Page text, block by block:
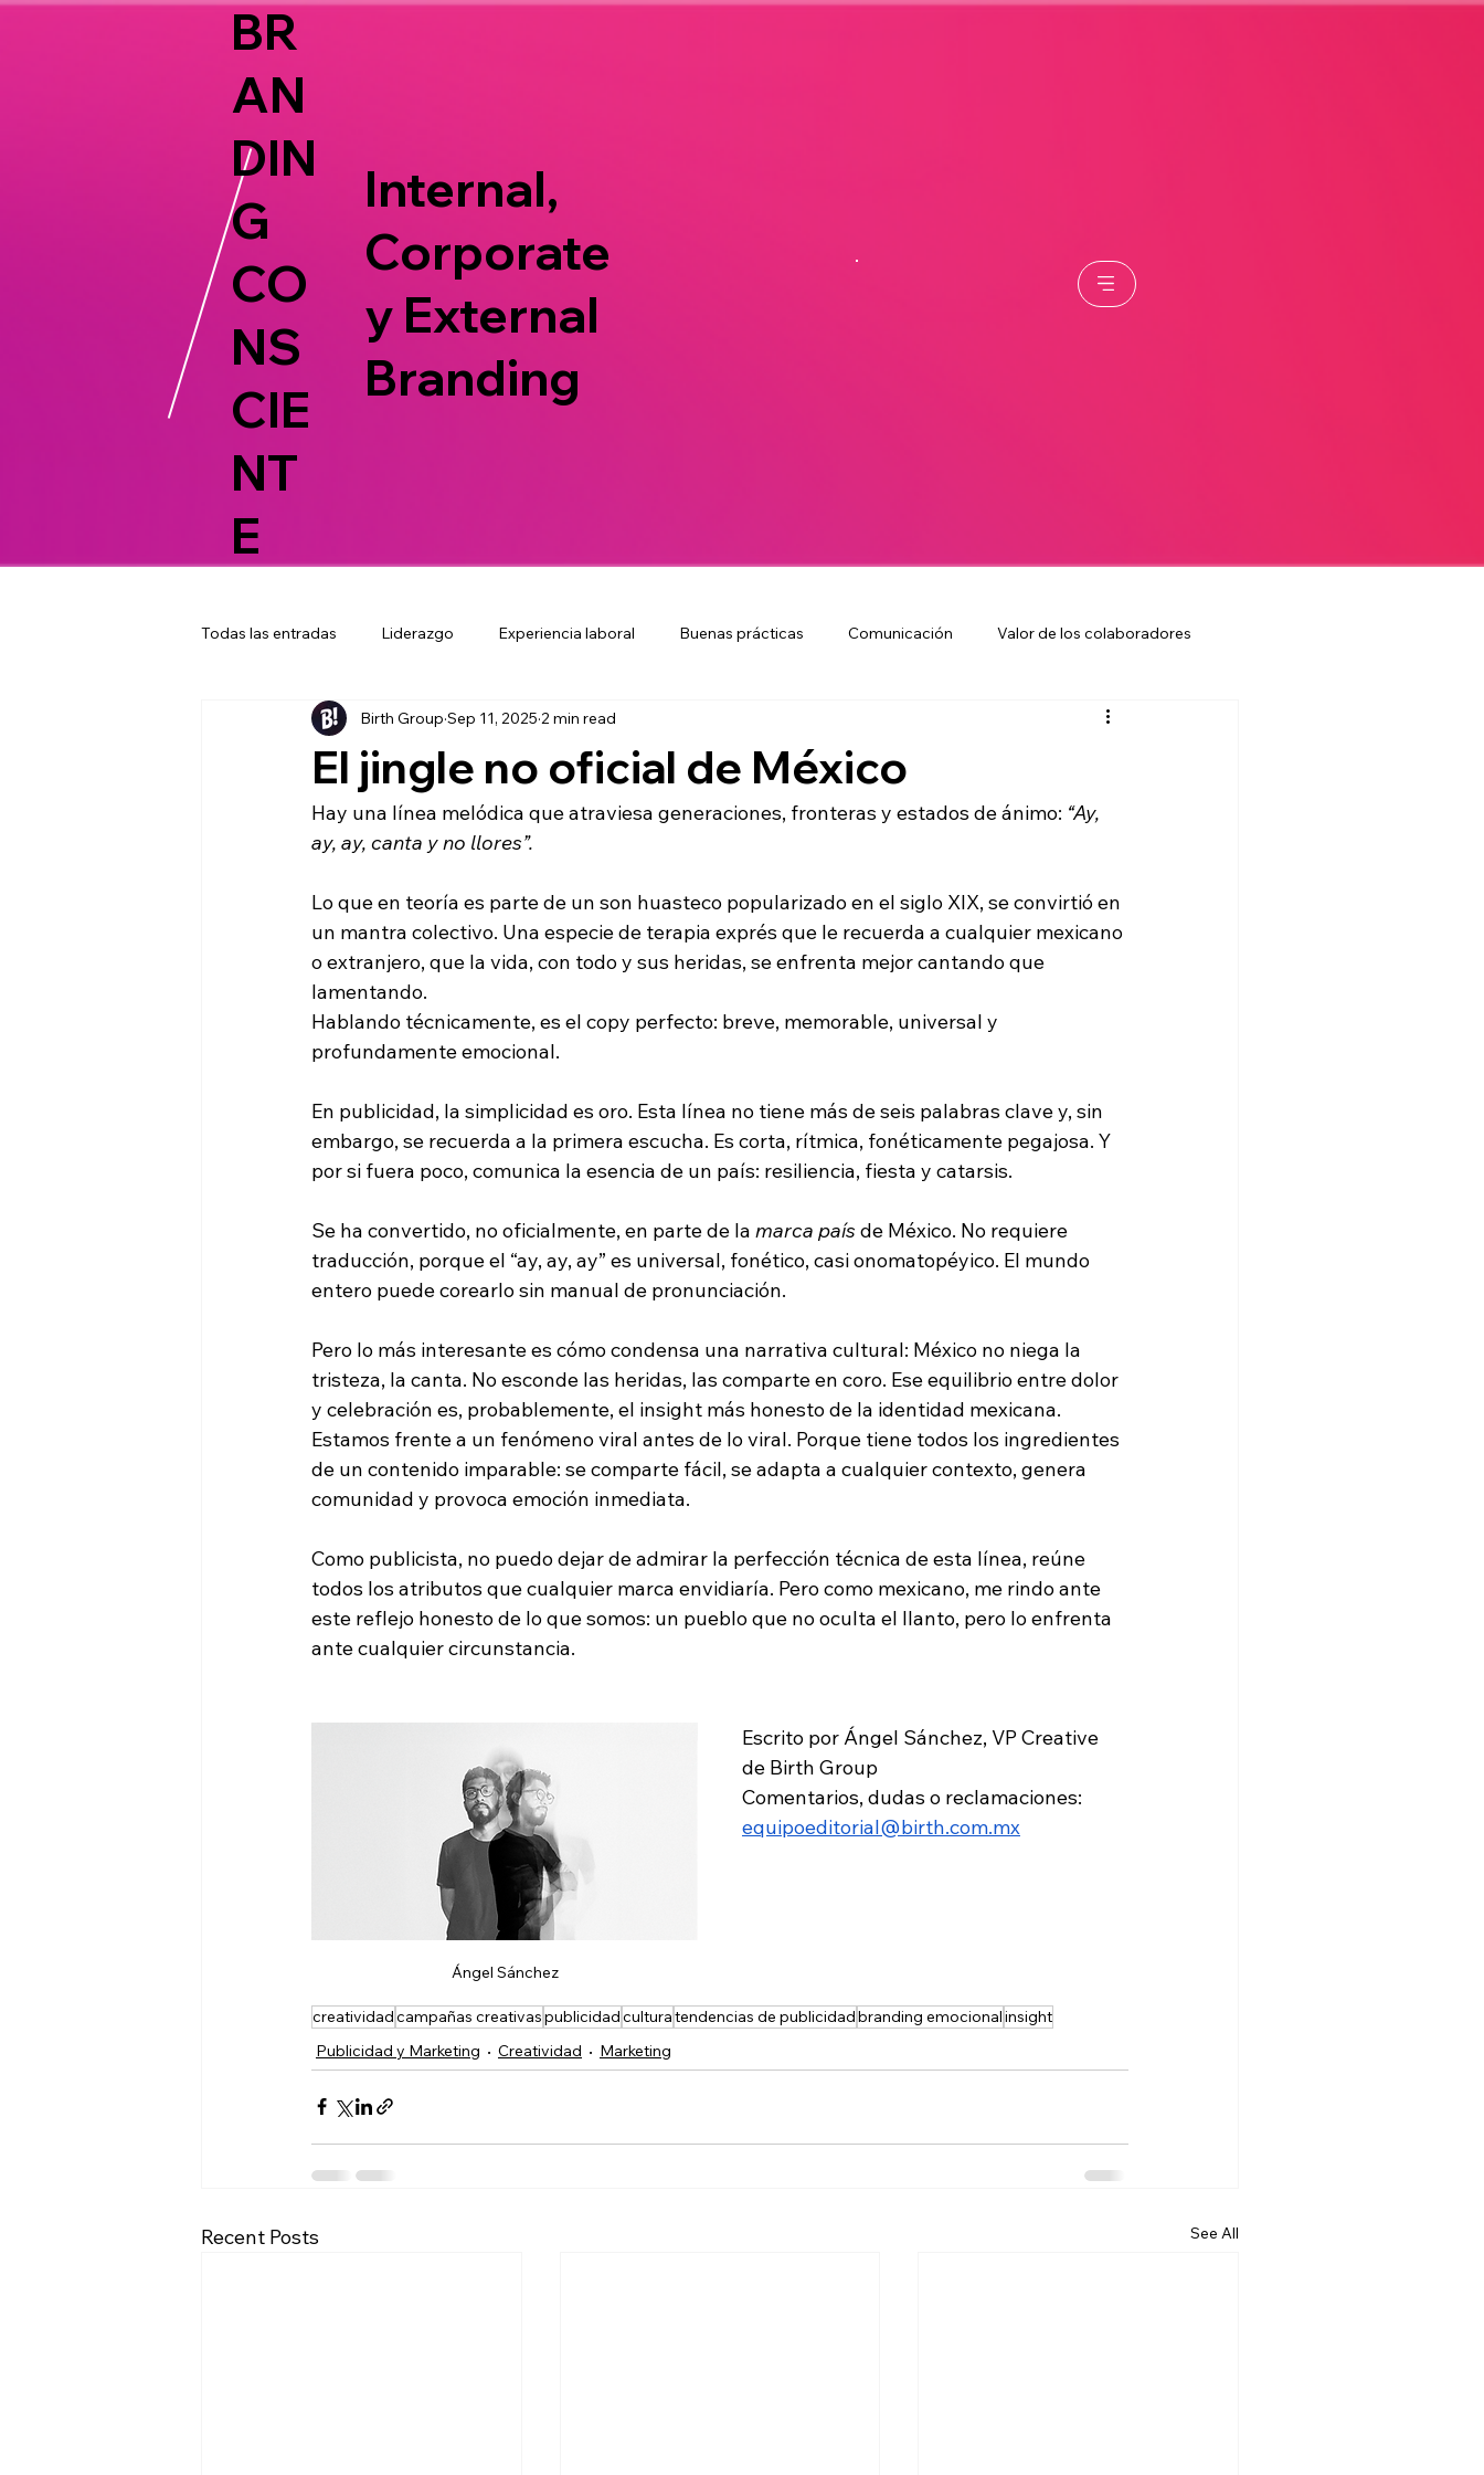
BR
AN
DIN
G
CO
NS
CIE
NT
E
Internal,
Corporate
y External
Branding
Todas las entradas Liderazgo Experiencia laboral Buenas prácticas Comunicación Valor de los colaboradores
Tendencias Agencia de publicidad independiente Colaboradores
Valor de los colaboradores Tendencias de consumo 2024 Valor de colaboradores Cultura laboral
Lealtad de marca Brand culture Branding y reputación Colaboradores Bienestar Negocios
Estrategia de marketing
El jingle no oficial de México
Birth Group Sep 11, 2025 2 min read
Hay una línea melódica que atraviesa generaciones, fronteras y estados de ánimo: “Ay,
ay, ay, canta y no llores”.
Lo que en teoría es parte de un son huasteco popularizado en el siglo XIX, se convirtió en
un mantra colectivo. Una especie de terapia exprés que le recuerda a cualquier mexicano
o extranjero, que la vida, con todo y sus heridas, se enfrenta mejor cantando que
lamentando.
Hablando técnicamente, es el copy perfecto: breve, memorable, universal y
profundamente emocional.
En publicidad, la simplicidad es oro. Esta línea no tiene más de seis palabras clave y, sin
embargo, se recuerda a la primera escucha. Es corta, rítmica, fonéticamente pegajosa. Y
por si fuera poco, comunica la esencia de un país: resiliencia, fiesta y catarsis.
Se ha convertido, no oficialmente, en parte de la marca país de México. No requiere
traducción, porque el “ay, ay, ay” es universal, fonético, casi onomatopéyico. El mundo
entero puede corearlo sin manual de pronunciación.
Pero lo más interesante es cómo condensa una narrativa cultural: México no niega la
tristeza, la canta. No esconde las heridas, las comparte en coro. Ese equilibrio entre dolor
y celebración es, probablemente, el insight más honesto de la identidad mexicana.
Estamos frente a un fenómeno viral antes de lo viral. Porque tiene todos los ingredientes
de un contenido imparable: se comparte fácil, se adapta a cualquier contexto, genera
comunidad y provoca emoción inmediata.
Como publicista, no puedo dejar de admirar la perfección técnica de esta línea, reúne
todos los atributos que cualquier marca envidiaría. Pero como mexicano, me rindo ante
este reflejo honesto de lo que somos: un pueblo que no oculta el llanto, pero lo enfrenta
ante cualquier circunstancia.
Ángel Sánchez
Escrito por Ángel Sánchez, VP Creative
de Birth Group
Comentarios, dudas o reclamaciones:
equipoeditorial@birth.com.mx
creatividadcampañas creativaspublicidadculturatendencias de publicidadbranding emocionalinsight
Publicidad y Marketing
Creatividad Marketing
Recent Posts See All